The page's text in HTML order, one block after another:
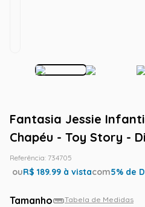
Fantasia Jessie
Chapéu - Toy Story -
Referência: 734705
ouR$ 189.99 à vistacom5% de
Tamanho Tabela de Medidas